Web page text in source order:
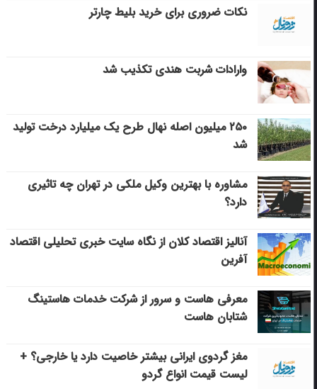
نکات ضروری برای خرید بلیط چارتر
وارادات شربت هندی تکذیب شد
۲۵۰ میلیون اصله نهال طرح یک میلیارد درخت تولید
شد
مشاوره با بهترین وکیل ملکی در تهران چه تاثیری
دارد؟
آنالیز اقتصاد کلان از نگاه سایت خبری تحلیلی اقتصاد
آفرین
معرفی هاست و سرور از شرکت خدمات هاستینگ
شتابان هاست
مغز گردوی ایرانی بیشتر خاصیت دارد یا خارجی؟ +
لیست قیمت انواع گردو